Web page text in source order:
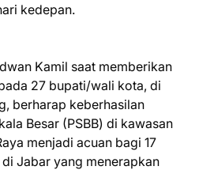
kedepan.
Kamil saat memberikan
27 bupati/wali kota, di
berharap keberhasilan
Besar (PSBB) di kawasan
menjadi acuan bagi 17
Jabar yang menerapkan